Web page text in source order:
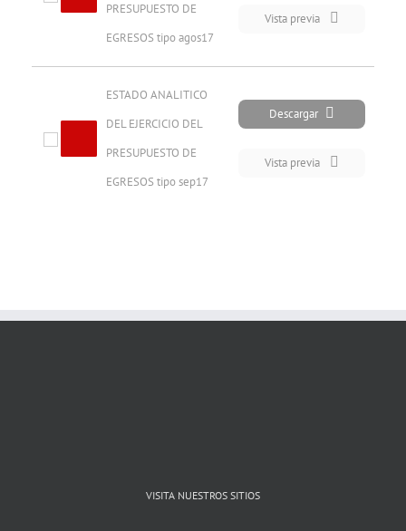
PRESUPUESTO DE
EGRESOS tipo agos17
Vista previa
ESTADO ANALITICO
DEL EJERCICIO DEL
PRESUPUESTO DE
EGRESOS tipo sep17
Descargar
Vista previa
VISITA NUESTROS SITIOS